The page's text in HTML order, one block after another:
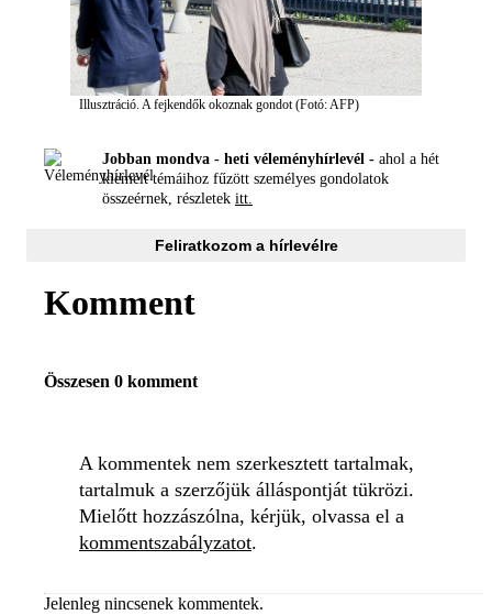
Illusztráció. A fejkendők okoznak gondot (Fotó: AFP)
Jobban mondva - heti véleményhírlevél - ahol a hét
kiemelt témáihoz fűzött személyes gondolatok
összeérnek, részletek itt.
Feliratkozom a hírlevélre
Komment
Összesen 0 komment
A kommentek nem szerkesztett tartalmak,
tartalmuk a szerzőjük álláspontját tükrözi.
Mielőtt hozzászólna, kérjük, olvassa el a
kommentszabályzatot.
Jelenleg nincsenek kommentek.